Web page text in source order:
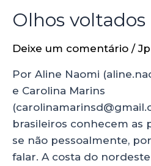
Olhos voltados
Deixe um comentário /
Por Aline Naomi
e Carolina Marins
brasileiros conhecem as
se não pessoalmente,
falar. A costa do